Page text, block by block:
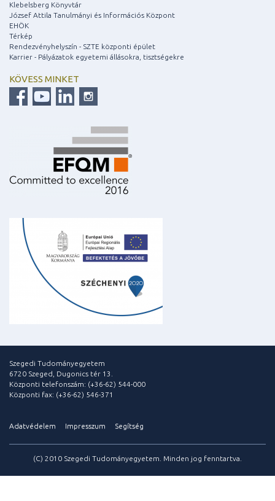
Klebelsberg Könyvtár
József Attila Tanulmányi és Információs Központ
EHÖK
Térkép
Rendezvényhelyszín - SZTE központi épület
Karrier - Pályázatok egyetemi állásokra, tisztségekre
KÖVESS MINKET
Szegedi Tudományegyetem
6720 Szeged, Dugonics tér 13.
Központi telefonszám: (+36-62) 544-000
Központi fax: (+36-62) 546-371
Adatvédelem Impresszum Segítség
(C) 2010 Szegedi Tudományegyetem. Minden jog fenntartva.